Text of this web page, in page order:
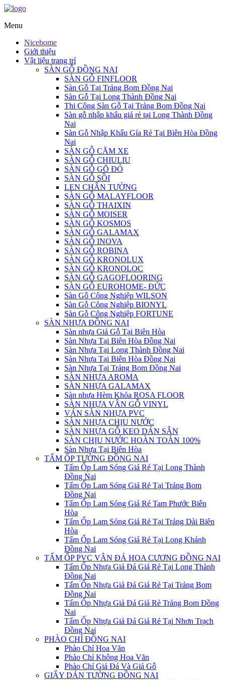
Menu
Nicehome
Giới thiệu
Vật liệu trang trí
SÀN GỖ ĐỒNG NAI
SÀN GỖ FINFLOOR
Sàn Gỗ Tại Trảng Bom Đồng Nai
Sàn Gỗ Tại Long Thành Đồng Nai
Thi Công Sàn Gỗ Tại Trảng Bom Đồng Nai
Sàn gỗ nhập khẩu giá rẻ tại Long Thành Đồng
Nai
Sàn Gỗ Nhập Khẩu Gía Rẻ Tại Biên Hòa Đồng
Nai
SÀN GỖ CĂM XE
SÀN GỖ CHIULIU
SÀN GỖ GÕ ĐỎ
SÀN GỖ SỒI
LEN CHÂN TƯỜNG
SÀN GỖ MALAYFLOOR
SÀN GỖ THAIXIN
SÀN GỖ MOISER
SÀN GỖ KOSMOS
SÀN GỖ GALAMAX
SÀN GỖ INOVA
SÀN GỖ ROBINA
SÀN GỖ KRONOLUX
SÀN GỖ KRONOLOC
SÀN GỖ GAGOFLOORING
SÀN GỖ EUROHOME- ĐỨC
Sàn Gỗ Công Nghiệp WILSON
Sàn Gỗ Công Nghiệp BIONYL
Sàn Gỗ Công Nghiệp FORTUNE
SÀN NHỰA ĐỒNG NAI
Sàn nhựa Giả Gỗ Tại Biên Hòa
Sàn Nhựa Tại Biên Hòa Đồng Nai
Sàn Nhựa Tại Long Thành Đồng Nai
Sàn Nhựa Tại Biên Hòa Đồng Nai
Sàn Nhựa Tại Trảng Bom Đồng Nai
SÀN NHỰA AROMA
SÀN NHỰA GALAMAX
Sàn nhựa Hèm Khóa ROSA FLOOR
SÀN NHỰA VÂN GỖ VINYL
VÁN SÀN NHỰA PVC
SÀN NHỰA CHỊU NƯỚC
SÀN NHỰA GỖ KEO DÁN SẴN
SÀN CHỊU NƯỚC HOÀN TOÀN 100%
Sàn Nhựa Tại Biên Hòa
TẤM ỐP TƯỜNG ĐỒNG NAI
Tấm Ốp Lam Sóng Giá Rẻ Tại Long Thành
Đồng Nai
Tấm Ốp Lam Sóng Giá Rẻ Tại Trảng Bom
Đồng Nai
Tấm Ốp Lam Sóng Giá Rẻ Tam Phước Biên
Hòa
Tấm Ốp Lam Sóng Giá Rẻ Tại Trảng Dài Biên
Hòa
Tấm Ốp Lam Sóng Giá Rẻ Tại Long Khánh
Đồng Nai
TẤM ỐP PVC VÂN ĐÁ HOA CƯƠNG ĐỒNG NAI
Tấm Ốp Nhựa Giả Đá Giá Rẻ Tại Long Thành
Đồng Nai
Tấm Ốp Nhựa Giả Đá Giá Rẻ Tại Trảng Bom
Đồng Nai
Tấm Ốp Nhựa Giả Đá Giá Rẻ Trảng Bom Đồng
Nai
Tấm Ốp Nhựa Giả Đá Giá Rẻ Tại Nhơn Trạch
Đồng Nai
PHÀO CHỈ ĐỒNG NAI
Phào Chỉ Hoa Văn
Phào Chỉ Không Hoa Văn
Phào Chỉ Giả Đá Và Giả Gỗ
GIẤY DÁN TƯỜNG ĐỒNG NAI